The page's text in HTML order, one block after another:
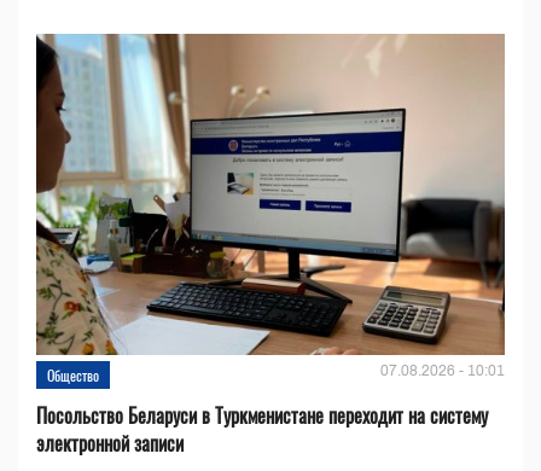
Общество 07.08.2026 - 10:01
Посольство Беларуси в Туркменистане переходит на систему
электронной записи